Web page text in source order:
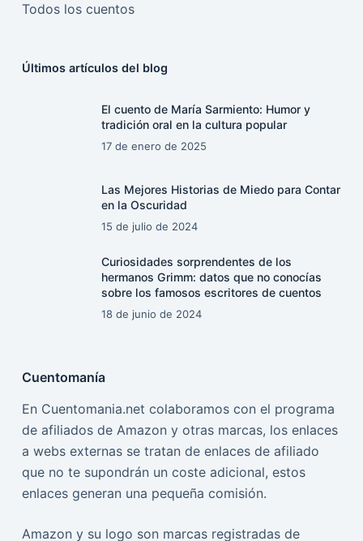
Todos los cuentos
Últimos artículos del blog
El cuento de María Sarmiento: Humor y
tradición oral en la cultura popular
17 de enero de 2025
Las Mejores Historias de Miedo para Contar
en la Oscuridad
15 de julio de 2024
Curiosidades sorprendentes de los
hermanos Grimm: datos que no conocías
sobre los famosos escritores de cuentos
18 de junio de 2024
Cuentomanía
En Cuentomania.net colaboramos con el programa
de afiliados de Amazon y otras marcas, los enlaces
a webs externas se tratan de enlaces de afiliado
que no te supondrán un coste adicional, estos
enlaces generan una pequeña comisión.
Amazon y su logo son marcas registradas de